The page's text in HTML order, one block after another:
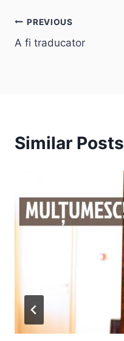
Post
navigation
PREVIOUS
A fi traducator
Similar Posts